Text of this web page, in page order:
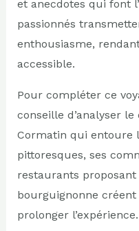
et anecdotes qui font
passionnés
enthousiasme,
accessible.
Pour compléter ce
conseille d’analyser
Cormatin qui entoure
pittoresques, ses
restaurants
bourguignonne
prolonger l’expérience.